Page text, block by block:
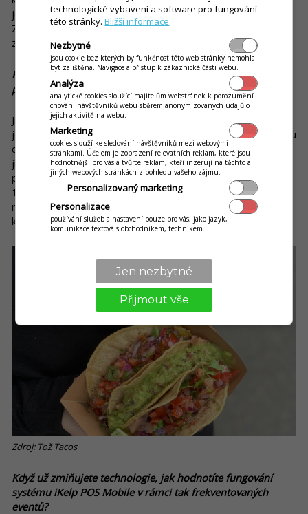
jednoho food trucku na festivalech nabídnout 5 různých jídel.
Základní surovina musí být stejná. Máme například food truck
zaměřený na hranolky a trhané maso a různé kombinace.
Kolik zákazníků dokážete obsloužit během jedné akce,
popřípadě během jedné hodiny?
Jsme schopni vydat zhruba 800 až 1000 jídel během akce, což
je za 8 až 10 hodin provozu naprosto v pohodě. Když opravdu
chceme a jsme na to připraveni, dokážeme vydat i 150 až 200
jídel za jednu hodinu. Například do Zlína chodí na hokej v
průměru kolem 3000 lidí. Tehdy toho dokážeme během
15minutových přestávek vydat ještě víc. Ale to musí být vše
nachystáno ve velkém množství, přičemž to nemůže být nic
komplikovaného. Každopádně, je to o technologiích.
Zdroj: Tož Tacos
Když už zmiňujete technologie, jak hodnotíte fungování
systému iKelp POS Mobile v rámci tak frekventovaných
eventů?
technologické vybavení a software pro fungování
této stránky.Bližší informace
Nezbytné
jsou cookie bez kterých by funkčnost této web stránky nemohla
být zajištěna. Navigace a přístup k zákaznické části webu.
Analýza
analytické cookies sloužící majitelům webstránek k porozumění
chování návštěvníků webu sběrem anonymizovaných údajů o
jejich aktivitě na webu.
Marketing
cookies slouží ke sledování návštěvníků mezi webovými
stránkami. Účelem je zobrazení relevatních reklam, které jsou
hodnotnější pro vás a tvůrce reklam, kteří inzerují na těchto a
jiných webových stránkách z pohledu vašeho zájmu.
Personalizovaný marketing
Personalizace
používání služeb a nastavení pouze pro vás, jako jazyk,
komunikace textová s obchodníkem, technikem.
Jen nezbytné
Přijmout vše